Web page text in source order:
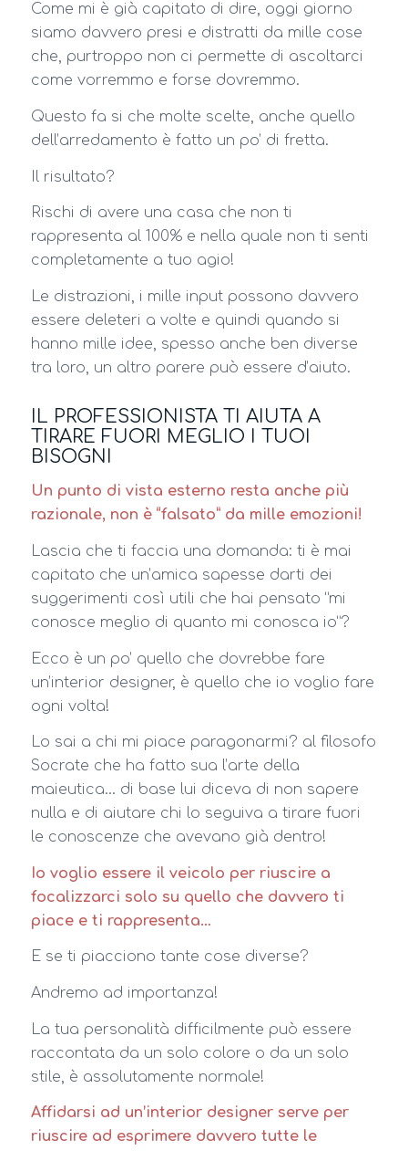
Come mi è già capitato di dire, oggi giorno
siamo davvero presi e distratti da mille cose
che, purtroppo non ci permette di ascoltarci
come vorremmo e forse dovremmo.
Questo fa si che molte scelte, anche quello
dell’arredamento è fatto un po’ di fretta.
Il risultato?
Rischi di avere una casa che non ti
rappresenta al 100% e nella quale non ti senti
completamente a tuo agio!
Le distrazioni, i mille input possono davvero
essere deleteri a volte e quindi quando si
hanno mille idee, spesso anche ben diverse
tra loro, un altro parere può essere d’aiuto.
IL PROFESSIONISTA TI AIUTA A
TIRARE FUORI MEGLIO I TUOI
BISOGNI
Un punto di vista esterno resta anche più
razionale, non è “falsato” da mille emozioni!
Lascia che ti faccia una domanda: ti è mai
capitato che un’amica sapesse darti dei
suggerimenti così utili che hai pensato “mi
conosce meglio di quanto mi conosca io”?
Ecco è un po’ quello che dovrebbe fare
un’interior designer, è quello che io voglio fare
ogni volta!
Lo sai a chi mi piace paragonarmi? al filosofo
Socrate che ha fatto sua l’arte della
maieutica… di base lui diceva di non sapere
nulla e di aiutare chi lo seguiva a tirare fuori
le conoscenze che avevano già dentro!
Io voglio essere il veicolo per riuscire a
focalizzarci solo su quello che davvero ti
piace e ti rappresenta…
E se ti piacciono tante cose diverse?
Andremo ad importanza!
La tua personalità difficilmente può essere
raccontata da un solo colore o da un solo
stile, è assolutamente normale!
Affidarsi ad un’interior designer serve per
riuscire ad esprimere davvero tutte le